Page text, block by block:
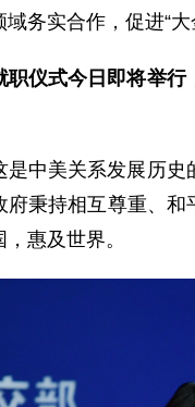
务实合作，促进“
仪式今日即将举
中美关系发展历
秉持相互尊重、
惠及世界。